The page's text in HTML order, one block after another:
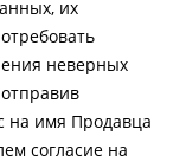
их
неверных
на имя Продавца
согласие на